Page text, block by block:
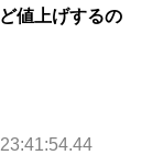
値上げするの